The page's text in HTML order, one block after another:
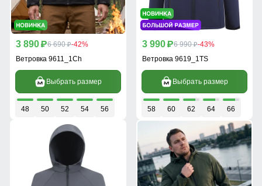
3 890 p6 690 p-42%
Ветровка 9611_1Ch
Выбрать размер
48 50 52 54 56
3 990 p6 990 p-43%
Ветровка 9619_1TS
Выбрать размер
58 60 62 64 66